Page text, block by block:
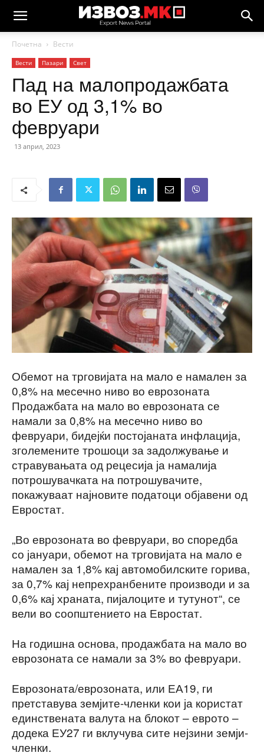
Почетна Вести
Вести Пазари Свет
Пад на малопродажбата
во ЕУ од 3,1% во
февруари
13 април, 2023
Обемот на трговијата на мало е намален за
0,8% на месечно ниво во еврозоната
Продажбата на мало во еврозоната се
намали за 0,8% на месечно ниво во
февруари, бидејќи постојаната инфлација,
зголемените трошоци за задолжување и
стравувањата од рецесија ја намалија
потрошувачката на потрошувачите,
покажуваат најновите податоци објавени од
Евростат.
„Во еврозоната во февруари, во споредба
со јануари, обемот на трговијата на мало е
намален за 1,8% кај автомобилските горива,
за 0,7% кај непрехранбените производи и за
0,6% кај храната, пијалоците и тутунот“, се
вели во соопштението на Евростат.
На годишна основа, продажбата на мало во
еврозоната се намали за 3% во февруари.
Еврозоната/еврозоната, или ЕА19, ги
претставува земјите-членки кои ја користат
единствената валута на блокот – еврото –
додека ЕУ27 ги вклучува сите нејзини земји-
членки.